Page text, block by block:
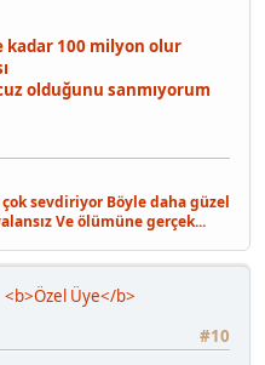
100 milyon olur
olduğunu sanmıyorum
çok sevdiriyor Böyle daha güzel
Ve ölümüne gerçek...
<b>Özel Üye</b>
#10